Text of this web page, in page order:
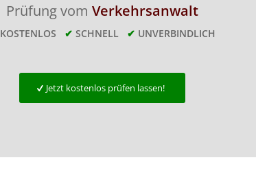
Prüfung vom Verkehrsanwalt
KOSTENLOS ✔ SCHNELL ✔ UNVERBINDLICH
Jetzt kostenlos prüfen lassen!